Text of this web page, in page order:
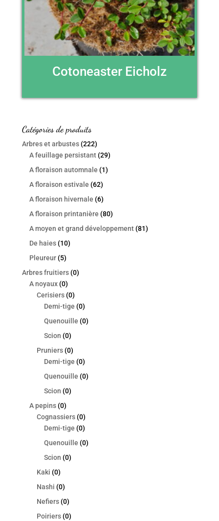
Cotoneaster Eicholz
Catégories de produits
Arbres et arbustes (222)
A feuillage persistant (29)
A floraison automnale (1)
A floraison estivale (62)
A floraison hivernale (6)
A floraison printanière (80)
A moyen et grand développement (81)
De haies (10)
Pleureur (5)
Arbres fruitiers (0)
A noyaux (0)
Cerisiers (0)
Demi-tige (0)
Quenouille (0)
Scion (0)
Pruniers (0)
Demi-tige (0)
Quenouille (0)
Scion (0)
A pepins (0)
Cognassiers (0)
Demi-tige (0)
Quenouille (0)
Scion (0)
Kaki (0)
Nashi (0)
Nefiers (0)
Poiriers (0)